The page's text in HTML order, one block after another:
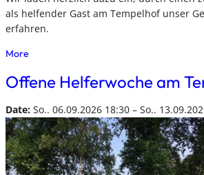
als helfender Gast am Tempelhof unser
erfahren.
More
Offene Helferwoche am
Date: So.. 06.09.2026 18:30 – So..